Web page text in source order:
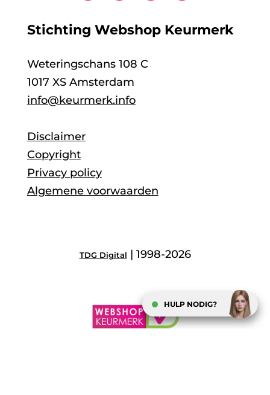
Stichting Webshop Keurmerk
Weteringschans 108 C
1017 XS Amsterdam
info@keurmerk.info
Disclaimer
Copyright
Privacy policy
Algemene voorwaarden
TDG Digital | 1998-2026
HULP NODIG?